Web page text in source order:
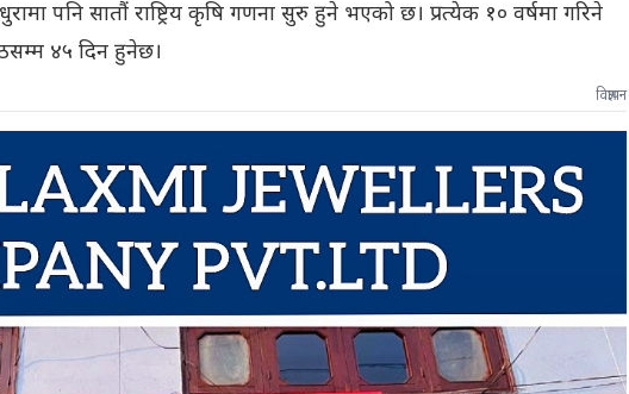
पनि सातौं राष्ट्रिय कृषि गणना सुरु हुने भएको छ। प्रत्येक १० वर्षमा गरिने
४५ दिन हुनेछ।
विज्ञापन